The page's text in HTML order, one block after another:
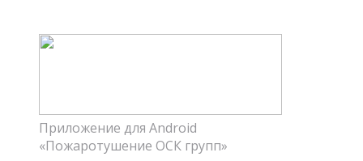
Приложение для Android
«Пожаротушение ОСК групп»